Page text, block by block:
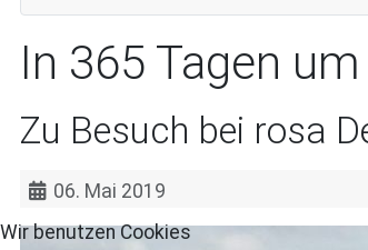
In 365 Tagen
Zu Besuch bei rosa
06. Mai 2019
Wir benutzen Cookies